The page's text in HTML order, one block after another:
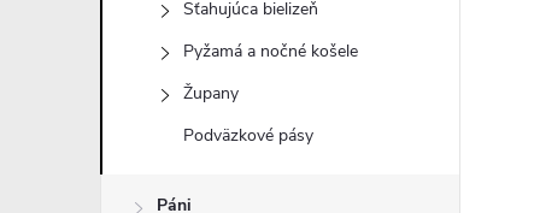
Sťahujúca bielizeň
Pyžamá a nočné košele
Župany
Podväzkové pásy
Páni